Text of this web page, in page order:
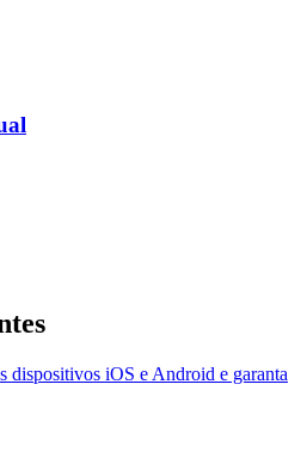
dispositivos iOS e Android e garanta